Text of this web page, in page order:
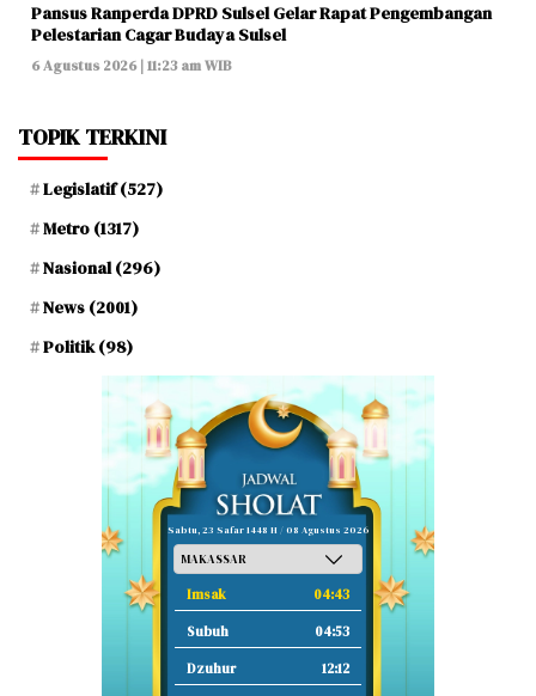
Pansus Ranperda DPRD Sulsel Gelar Rapat Pengembangan
Pelestarian Cagar Budaya Sulsel
6 Agustus 2026 | 11:23 am WIB
TOPIK TERKINI
Legislatif(527)
Metro (1317)
Nasional(296)
News (2001)
Politik(98)
Sabtu, 23 Safar 1448 H / 08 Agustus 2026
Imsak 04:43
Subuh 04:53
Dzuhur 12:12